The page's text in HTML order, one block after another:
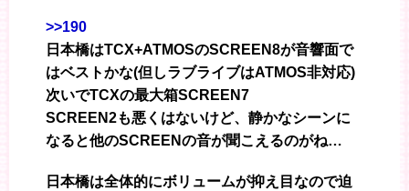
>>190
日本橋はTCX+ATMOSのSCREEN8が音響面で
はベストかな(但しラブライブはATMOS非対応)
次いでTCXの最大箱SCREEN7
SCREEN2も悪くはないけど、静かなシーンに
なると他のSCREENの音が聞こえるのがね…
日本橋は全体的にボリュームが抑え目なので迫